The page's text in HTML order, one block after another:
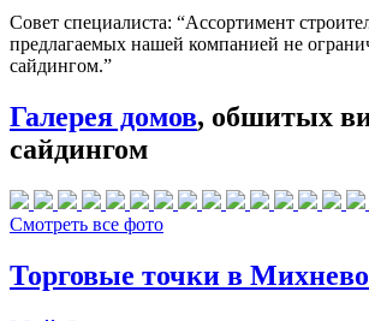
Совет специалиста: “Ассортимент
предлагаемых нашей компанией не
сайдингом.”
Галерея домов, обшитых
сайдингом
Смотреть все фото
Торговые точки в